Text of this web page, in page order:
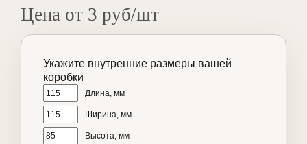
Цена от 3 руб/шт
Укажите внутренние размеры вашей
коробки
Длина, мм
Ширина, мм
Высота, мм